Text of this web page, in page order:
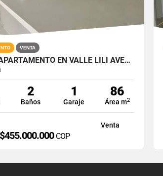
VENTA
VENDO APARTAMENTO EN VALLE LILI AVELLANA PARQUE VIVERO CALI SUR 86M2
2
Baños
1
Garaje
86
Área m2
Venta
$455.000.000 COP